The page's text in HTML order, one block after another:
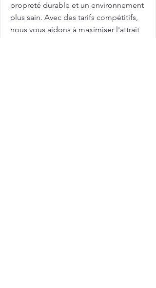
propreté durable et un environnement
plus sain. Avec des tarifs compétitifs,
nous vous aidons à maximiser l'attrait